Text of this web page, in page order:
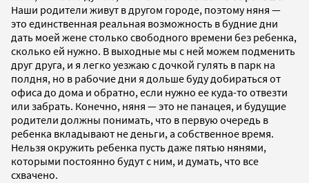
Наши родители живут в другом городе, поэтому няня —
это единственная реальная возможность в будние дни
дать моей жене столько свободного времени без ребенка,
сколько ей нужно. В выходные мы с ней можем подменить
друг друга, и я легко уезжаю с дочкой гулять в парк на
полдня, но в рабочие дни я дольше буду добираться от
офиса до дома и обратно, если нужно ее куда-то отвезти
или забрать. Конечно, няня — это не панацея, и будущие
родители должны понимать, что в первую очередь в
ребенка вкладывают не деньги, а собственное время.
Нельзя окружить ребенка пусть даже пятью нянями,
которыми постоянно будут с ним, и думать, что все
схвачено.